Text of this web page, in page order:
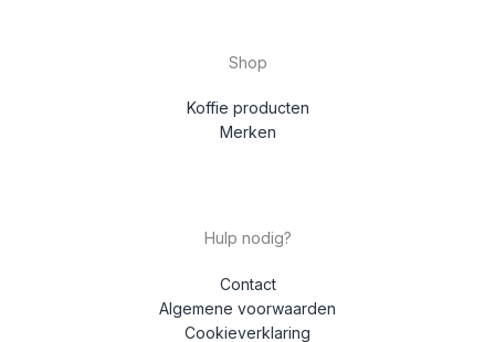
Shop
Koffie producten
Merken
Hulp nodig?
Contact
Algemene voorwaarden
Cookieverklaring